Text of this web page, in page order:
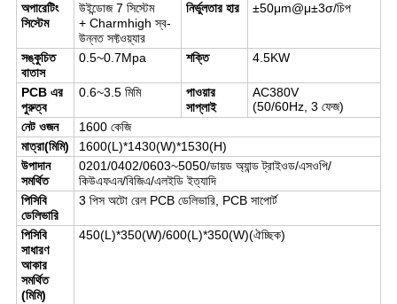
অপারেটিং
সিস্টেম
উইন্ডোজ 7 সিস্টেম
+ Charmhigh স্ব-
উন্নত সফ্টওয়্যার
নির্ভুলতার হার ±50μm@μ±3σ/চিপ
সঙ্কুচিত
বাতাস
0.5~0.7Mpa শক্তি 4.5KW
PCB এর
পুরুত্ব
0.6~3.5 মিমি
পাওয়ার
সাপ্লাই
AC380V
(50/60Hz, 3 ফেজ)
নেট ওজন
1600 কেজি
মাত্রা(মিমি)
1600(L)*1430(W)*1530(H)
উপাদান
সমর্থিত
0201/0402/0603~5050/ডায়ড অ্যান্ড ট্রাইওড/এসওপি/
কিউএফএন/বিজিএ/এলইডি ইত্যাদি
পিসিবি
ডেলিভারি
3 পিস অটো রেল PCB ডেলিভারি, PCB সাপোর্ট
পিসিবি
সাধারণ
আকার
সমর্থিত
(মিমি)
450(L)*350(W)/600(L)*350(W)(ঐচ্ছিক)